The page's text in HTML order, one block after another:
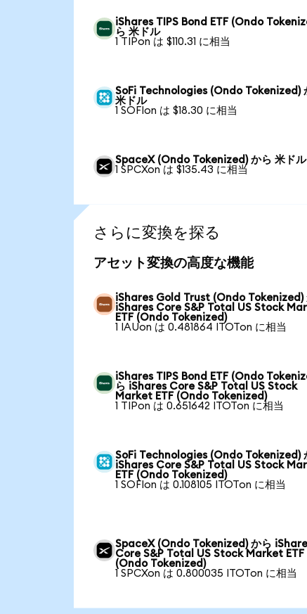
iShares TIPS Bond ETF (Ondo
ら 米ドル
1 TIPon は $110.31 に相当
SoFi Technologies (Ondo Tokenized)
米ドル
1 SOFIon は $18.30 に相当
SpaceX (Ondo Tokenized) から 米ドル
1 SPCXon は $135.43 に相当
さらに変換を探る
アセット変換の高度な機能
iShares Gold Trust (Ondo Tokenized)
iShares Core S&P Total US Stock
ETF (Ondo Tokenized)
1 IAUon は 0.481864 ITOTon に相当
iShares TIPS Bond ETF (Ondo
ら iShares Core S&P Total US Stock
Market ETF (Ondo Tokenized)
1 TIPon は 0.651642 ITOTon に相当
SoFi Technologies (Ondo Tokenized)
iShares Core S&P Total US Stock
ETF (Ondo Tokenized)
1 SOFIon は 0.108105 ITOTon に相当
SpaceX (Ondo Tokenized) から
Core S&P Total US Stock Market ETF
(Ondo Tokenized)
1 SPCXon は 0.800035 ITOTon に相当